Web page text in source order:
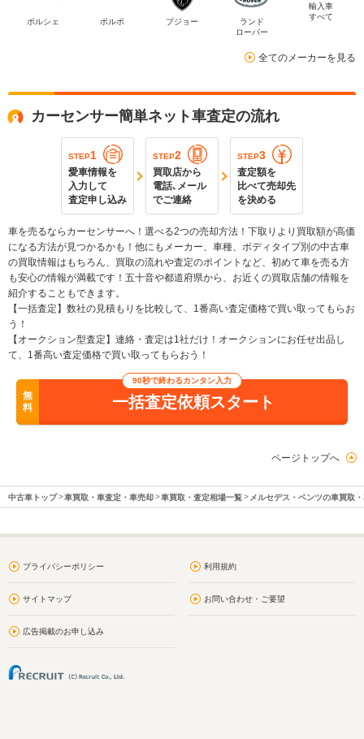
ポルシェ ボルボ プジョー
ランド
ローバー
輸入車
すべて
全てのメーカーを見る
カーセンサー簡単ネット車査定の流れ
STEP1
愛車情報を
入力して
査定申し込み
STEP2
買取店から
電話､メール
でご連絡
STEP3
査定額を
比べて売却先
を決める
車を売るならカーセンサーへ！選べる2つの売却方法！下取りより買取額が高価
になる方法が見つかるかも！他にもメーカー、車種、ボディタイプ別の中古車
の買取情報はもちろん、買取の流れや査定のポイントなど、初めて車を売る方
も安心の情報が満載です！五十音や都道府県から、お近くの買取店舗の情報を
紹介することもできます。
【一括査定】数社の見積もりを比較して、1番高い査定価格で買い取ってもらお
う！
【オークション型査定】連絡・査定は1社だけ！オークションにお任せ出品し
て、1番高い査定価格で買い取ってもらおう！
無
料
90秒で終わるカンタン入力
一括査定依頼スタート
ページトップへ
中古車トップ 車買取・車査定・車売却 車買取・査定相場一覧 メルセデス・ベンツの車買取
プライバシーポリシー 利用規約
サイトマップ お問い合わせ・ご要望
広告掲載のお申し込み